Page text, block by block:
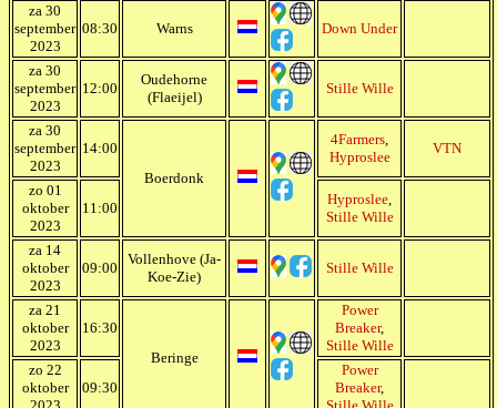
za 30
september
2023
08:30 Warns Down Under
za 30
september
2023
12:00
Oudehorne
(Flaeijel)
Stille Wille
za 30
september
2023
14:00
Boerdonk
4Farmers
Hyproslee
VTN
zo 01
oktober
2023
11:00
Hyproslee
Stille Wille
za 14
oktober
2023
09:00
Vollenhove (Ja-
Koe-Zie)
Stille Wille
za 21
oktober
2023
16:30
Beringe
Power
Breaker,
Stille Wille
zo 22
oktober
09:30
Power
Breaker,